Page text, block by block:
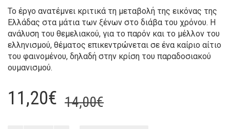
Το έργο ανατέμνει κριτικά τη μεταβολή της εικόνας της
Ελλάδας στα μάτια των ξένων στο διάβα του χρόνου. Η
ανάλυση του θεμελιακού, για το παρόν και το μέλλον του
ελληνισμού, θέματος επικεντρώνεται σε ένα καίριο αίτιο
του φαινομένου, δηλαδή στην κρίση του παραδοσιακού
ουμανισμού.
14,00€Original
11,20€
Current